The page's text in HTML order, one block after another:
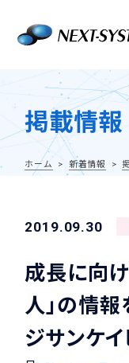
掲載情報
ホーム 新着情報
2019.09.30
成長に向け
人」の情報
ジサンケイ